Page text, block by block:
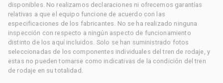
disponibles. No realizamos declaraciones ni ofrecemos garantías
relativas a que el equipo funcione de acuerdo con las
especificaciones de los fabricantes. No se ha realizado ninguna
inspección con respecto a ningún aspecto de funcionamiento
distinto de los aquí incluidos. Solo se han suministrado fotos
seleccionadas de los componentes individuales del tren de rodaje, y
estas no pueden tomarse como indicativas de la condición del tren
de rodaje en su totalidad.